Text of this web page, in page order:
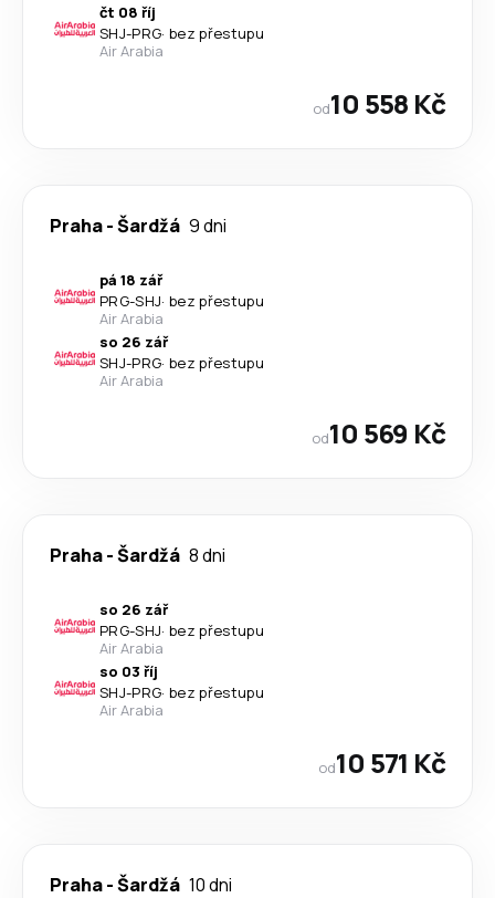
čt 08 říj
SHJ-PRG· bez přestupu
Air Arabia
od10 558 Kč
Praha-Šardžá 9 dni
pá 18 zář
PRG-SHJ· bez přestupu
Air Arabia
so 26 zář
SHJ-PRG· bez přestupu
Air Arabia
od10 569 Kč
Praha-Šardžá 8 dni
so 26 zář
PRG-SHJ· bez přestupu
Air Arabia
so 03 říj
SHJ-PRG· bez přestupu
Air Arabia
od10 571 Kč
Praha-Šardžá 10 dni